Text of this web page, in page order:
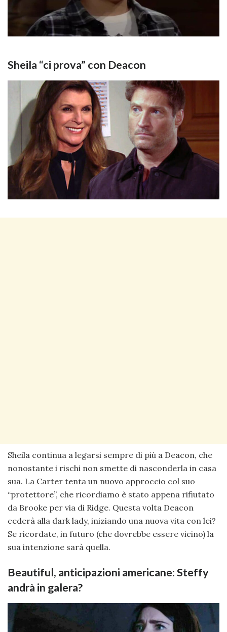
Sheila “ci prova” con Deacon
Sheila continua a legarsi sempre di più a Deacon, che
nonostante i rischi non smette di nasconderla in casa
sua. La Carter tenta un nuovo approccio col suo
“protettore”, che ricordiamo è stato appena rifiutato
da Brooke per via di Ridge. Questa volta Deacon
cederà alla dark lady, iniziando una nuova vita con lei?
Se ricordate, in futuro (che dovrebbe essere vicino) la
sua intenzione sarà quella.
Beautiful, anticipazioni americane: Steffy
andrà in galera?